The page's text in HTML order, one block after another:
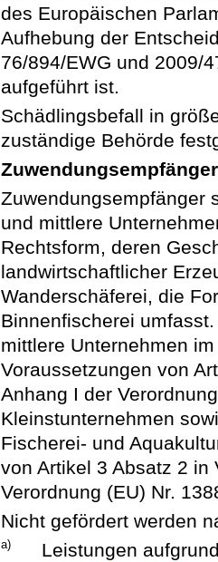
des Europäischen
Aufhebung der
76/894/EWG und 2009/
aufgeführt ist.
Schädlingsbefall in
zuständige Behörde
Zuwendungsempfänger
Zuwendungsempfänger
und mittlere
Rechtsform, deren
landwirtschaftlicher
Wanderschäferei, die
Binnenfischerei
mittlere Unternehmen
Voraussetzungen von
Anhang I der
Kleinstunternehmen
Fischerei- und
von Artikel 3 Absatz 2 in
Verordnung (EU) Nr.
Nicht gefördert werden
a)
Leistungen